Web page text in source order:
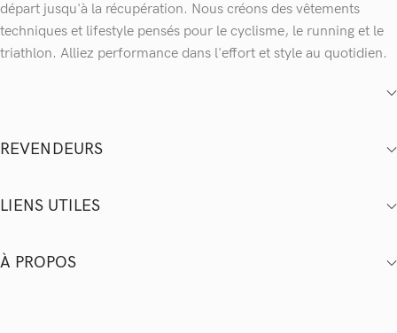
départ jusqu'à la récupération. Nous créons des vêtements
techniques et lifestyle pensés pour le cyclisme, le running et le
triathlon. Alliez performance dans l'effort et style au quotidien.
REVENDEURS
LIENS UTILES
À PROPOS